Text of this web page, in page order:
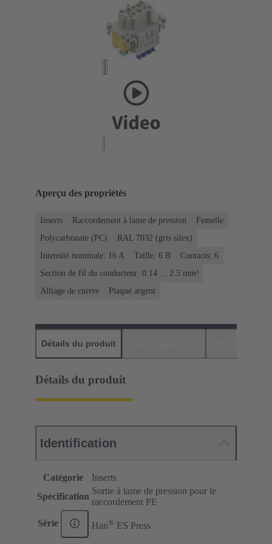
Aperçu des propriétés
Inserts Raccordement à lame de pression
Femelle
Polycarbonate (PC)
RAL 7032 (gris silex)
Intensité nominale: ‌16 A
Taille: 6 B
Contacts: 6
Section de fil du conducteur: 0.14 ... 2.5 mm²
Alliage de cuivre
Plaqué argent
Détails du produit
Détails du produit
Identification
Catégorie
Inserts
Spécification
Sortie à lame de pression pour le
raccordement PE
Série Han® ES Press